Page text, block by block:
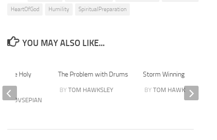
HeartOfGod
Humility SpiritualPreparation
YOU MAY ALSO LIKE...
The Problem with Drums
BY TOM HAWKSLEY
Storm Winning
BYTOM HAWKSLEY
the Holy
HOVSEPIAN